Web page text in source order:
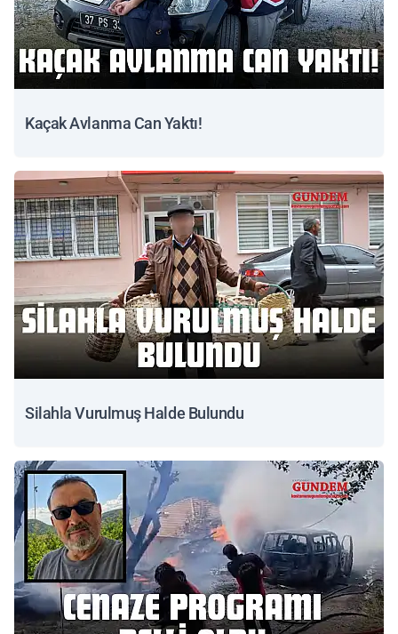
Kaçak Avlanma Can Yaktı!
Silahla Vurulmuş Halde Bulundu